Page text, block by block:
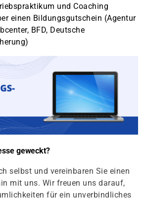
und Coaching
einen Bildungsgutschein (Agentur
BFD, Deutsche
geweckt?
selbst und vereinbaren Sie einen
mit uns. Wir freuen uns darauf,
für ein unverbindliches